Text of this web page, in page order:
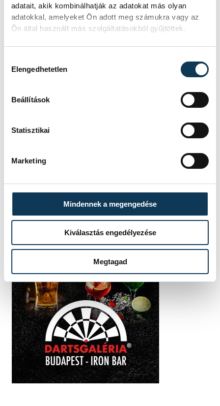
adatait, akik kombinálhatják az adatokat más olyan
adatokkal, amelyeket Ön adott meg számukra vagy az
Ön által használt más szolgáltatásokból gyűjtöttek.
Elengedhetetlen
Beállítások
Statisztikai
Marketing
Mindennek a megengedése
Kiválasztás engedélyezése
Megtagad